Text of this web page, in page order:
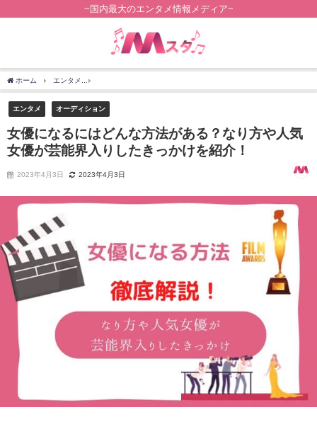
~国内最大のエンタメ情報メディア~
ホーム エンタメ
エンタメ オーディション
女優になるにはどんな方法がある？なり方や人気
女優が芸能界入りしたきっかけを紹介！
2023年4月3日 2023年4月3日